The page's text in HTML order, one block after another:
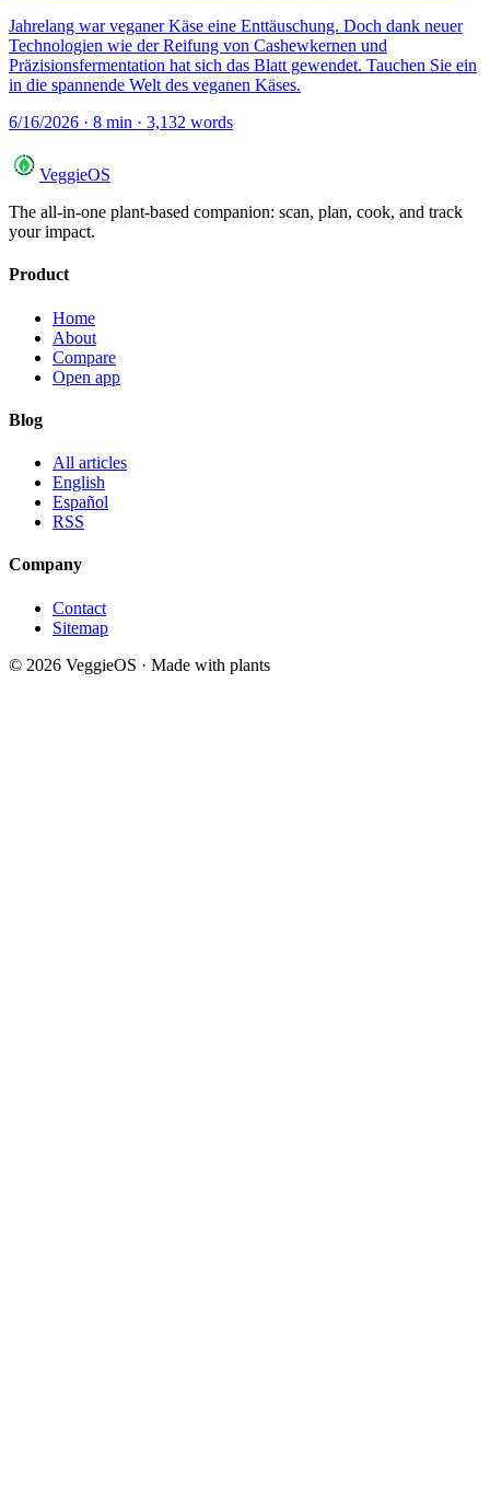
Jahrelang war veganer Käse eine Enttäuschung. Doch dank neuer
Technologien wie der Reifung von Cashewkernen und
Präzisionsfermentation hat sich das Blatt gewendet. Tauchen Sie ein
in die spannende Welt des veganen Käses.
6/16/2026 · 8 min · 3,132 words
VeggieOS
The all-in-one plant-based companion: scan, plan, cook, and track
your impact.
Product
Home
About
Compare
Open app
Blog
All articles
English
Español
RSS
Company
Contact
Sitemap
© 2026 VeggieOS · Made with plants